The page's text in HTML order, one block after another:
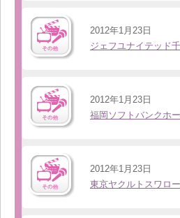
2012年1月23日
ジェフユナイテッド
2012年1月23日
福岡ソフトバンクホ
2012年1月23日
東京ヤクルトスワロ